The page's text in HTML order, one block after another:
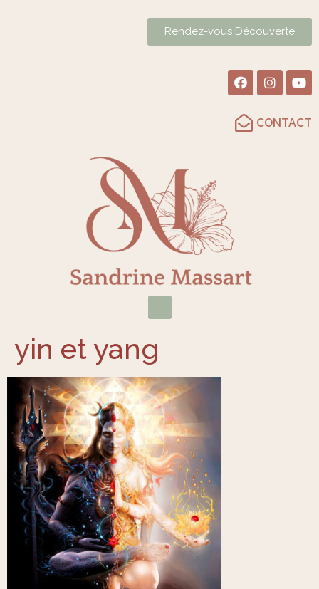
Rendez-vous Découverte
CONTACT
yin et yang